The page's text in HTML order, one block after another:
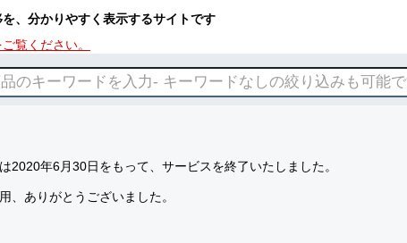
、分かりやすく表示するサイトです
覧ください。
2020年6月30日をもって、サービスを終了いたしました。
、ありがとうございました。